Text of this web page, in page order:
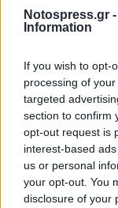
Notospress.gr -
Information
If you wish to opt-
processing of
targeted
section to confirm
opt-out request is
interest-based
us or personal
your opt-out. You
disclosure of your
ΠΟΛΙΤΙΚΗ
ΠΥΡΟΠΡΟΣΤΑΣΙΑ
ΓΕΩΡΓΙΑ